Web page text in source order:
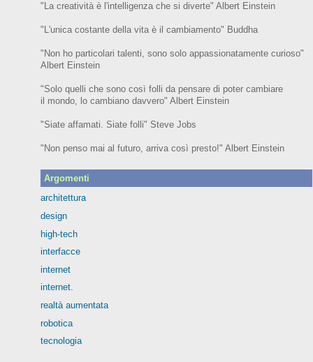
"La creatività è l'intelligenza che si diverte" Albert Einstein
"L'unica costante della vita è il cambiamento" Buddha
"Non ho particolari talenti, sono solo appassionatamente curioso"
Albert Einstein
"Solo quelli che sono così folli da pensare di poter cambiare
il mondo, lo cambiano davvero" Albert Einstein
"Siate affamati. Siate folli" Steve Jobs
"Non penso mai al futuro, arriva così presto!" Albert Einstein
Argomenti
architettura
design
high-tech
interfacce
internet
internet.
realtà aumentata
robotica
tecnologia